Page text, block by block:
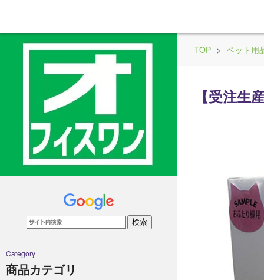
TOP > ペット用
【受注生
Category
商品カテゴリ